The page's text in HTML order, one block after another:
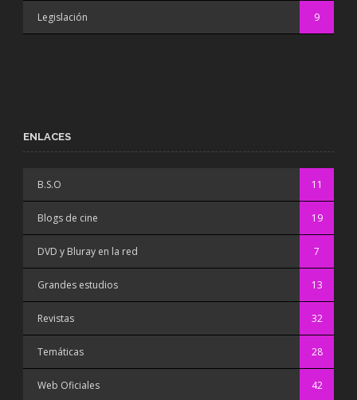
Legislación 9
ENLACES
B.S.O 11
Blogs de cine 19
DVD y Bluray en la red 7
Grandes estudios 13
Revistas 32
Temáticas 28
Web Oficiales 42